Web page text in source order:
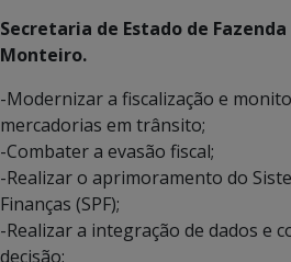
Secretaria de Estado de
Monteiro.
-Modernizar a fiscalização e
mercadorias em trânsito;
-Combater a evasão fiscal;
-Realizar o aprimoramento do
Finanças (SPF);
-Realizar a integração de dados e
decisão;